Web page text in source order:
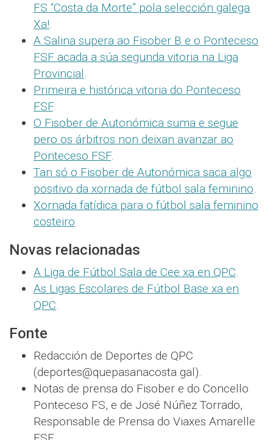
FS “Costa da Morte” pola selección galega
Xa!.
A Salina supera ao Fisober B e o Ponteceso
FSF acada a súa segunda vitoria na Liga
Provincial.
Primeira e histórica vitoria do Ponteceso
FSF.
O Fisober de Autonómica suma e segue
pero os árbitros non deixan avanzar ao
Ponteceso FSF.
Tan só o Fisober de Autonómica saca algo
positivo da xornada de fútbol sala feminino.
Xornada fatídica para o fútbol sala feminino
costeiro.
Novas relacionadas
A Liga de Fútbol Sala de Cee xa en QPC.
As Ligas Escolares de Fútbol Base xa en
QPC.
Fonte
Redacción de Deportes de QPC
(deportes@quepasanacosta.gal).
Notas de prensa do Fisober e do Concello
Ponteceso FS, e de José Núñez Torrado,
Responsable de Prensa do Viaxes Amarelle